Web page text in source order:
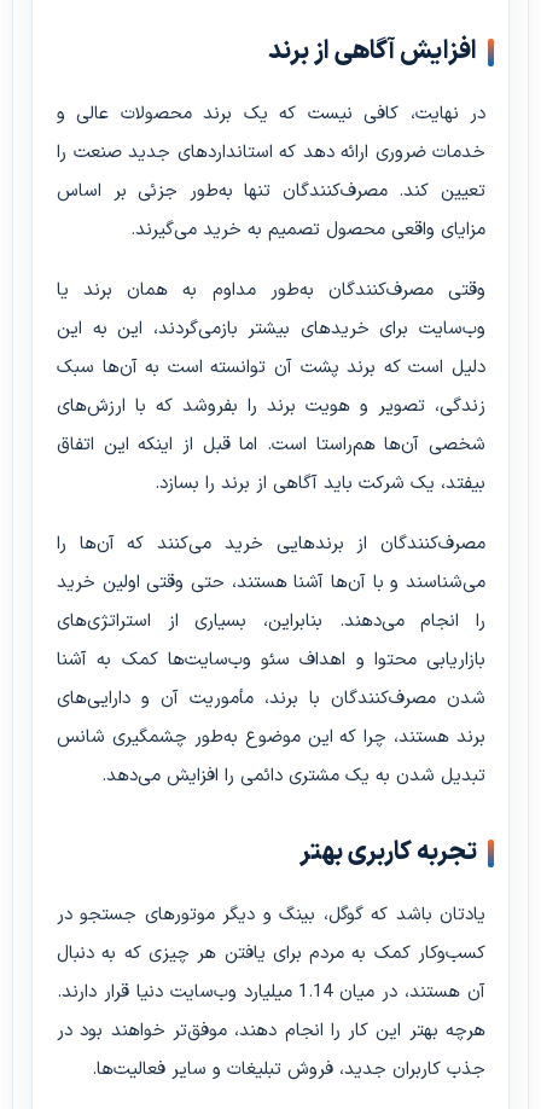
افزایش آگاهی از برند
در نهایت، کافی نیست که یک برند محصولات عالی و
خدمات ضروری ارائه دهد که استانداردهای جدید صنعت را
تعیین کند. مصرف‌کنندگان تنها به‌طور جزئی بر اساس
مزایای واقعی محصول تصمیم به خرید می‌گیرند.
وقتی مصرف‌کنندگان به‌طور مداوم به همان برند یا
وب‌سایت برای خریدهای بیشتر بازمی‌گردند، این به این
دلیل است که برند پشت آن توانسته است به آن‌ها سبک
زندگی، تصویر و هویت برند را بفروشد که با ارزش‌های
شخصی آن‌ها هم‌راستا است. اما قبل از اینکه این اتفاق
بیفتد، یک شرکت باید آگاهی از برند را بسازد.
مصرف‌کنندگان از برندهایی خرید می‌کنند که آن‌ها را
می‌شناسند و با آن‌ها آشنا هستند، حتی وقتی اولین خرید
را انجام می‌دهند. بنابراین، بسیاری از استراتژی‌های
بازاریابی محتوا و اهداف سئو وب‌سایت‌ها کمک به آشنا
شدن مصرف‌کنندگان با برند، مأموریت آن و دارایی‌های
برند هستند، چرا که این موضوع به‌طور چشمگیری شانس
تبدیل شدن به یک مشتری دائمی را افزایش می‌دهد.
تجربه کاربری بهتر
یادتان باشد که گوگل، بینگ و دیگر موتورهای جستجو در
کسب‌وکار کمک به مردم برای یافتن هر چیزی که به دنبال
آن هستند، در میان 1.14 میلیارد وب‌سایت دنیا قرار دارند.
هرچه بهتر این کار را انجام دهند، موفق‌تر خواهند بود در
جذب کاربران جدید، فروش تبلیغات و سایر فعالیت‌ها.